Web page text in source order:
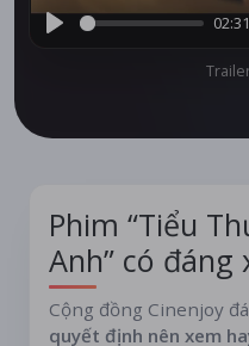
02:31
Phim “Tiểu
Anh” có đáng
Cộng đồng Cinenjoy
quyết định nên xem